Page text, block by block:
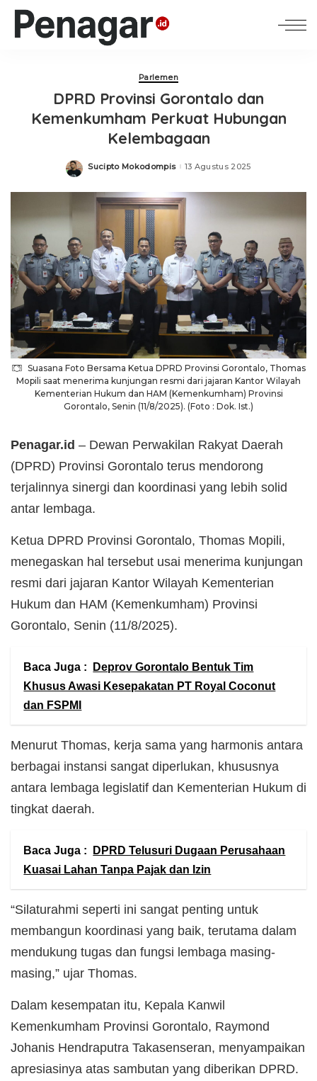
Parlemen
DPRD Provinsi Gorontalo dan
Kemenkumham Perkuat Hubungan
Kelembagaan
Posted
Sucipto Mokodompis 13 Agustus 2025
Suasana Foto Bersama Ketua DPRD Provinsi Gorontalo, Thomas
Mopili saat menerima kunjungan resmi dari jajaran Kantor Wilayah
Kementerian Hukum dan HAM (Kemenkumham) Provinsi
Gorontalo, Senin (11/8/2025). (Foto : Dok. Ist.)
Penagar.id – Dewan Perwakilan Rakyat Daerah
(DPRD) Provinsi Gorontalo terus mendorong
terjalinnya sinergi dan koordinasi yang lebih solid
antar lembaga.
Ketua DPRD Provinsi Gorontalo, Thomas Mopili,
menegaskan hal tersebut usai menerima kunjungan
resmi dari jajaran Kantor Wilayah Kementerian
Hukum dan HAM (Kemenkumham) Provinsi
Gorontalo, Senin (11/8/2025).
Baca Juga :
Deprov Gorontalo Bentuk Tim
Khusus Awasi Kesepakatan PT Royal Coconut
dan FSPMI
Menurut Thomas, kerja sama yang harmonis antara
berbagai instansi sangat diperlukan, khususnya
antara lembaga legislatif dan Kementerian Hukum di
tingkat daerah.
Baca Juga :
DPRD Telusuri Dugaan Perusahaan
Kuasai Lahan Tanpa Pajak dan Izin
“Silaturahmi seperti ini sangat penting untuk
membangun koordinasi yang baik, terutama dalam
mendukung tugas dan fungsi lembaga masing-
masing,” ujar Thomas.
Dalam kesempatan itu, Kepala Kanwil
Kemenkumham Provinsi Gorontalo, Raymond
Johanis Hendraputra Takasenseran, menyampaikan
apresiasinya atas sambutan yang diberikan DPRD.